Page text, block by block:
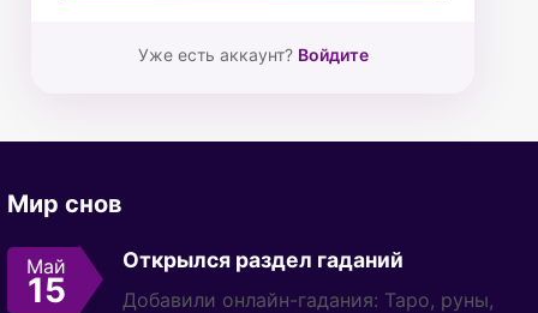
Уже есть аккаунт? Войдите
Мир снов
Май
15
Открылся раздел гаданий
Добавили онлайн-гадания: Таро, руны,